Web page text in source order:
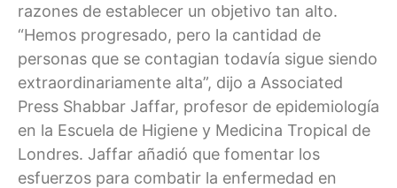
razones de establecer un objetivo tan alto.
“Hemos progresado, pero la cantidad de
personas que se contagian todavía sigue siendo
extraordinariamente alta”, dijo a Associated
Press Shabbar Jaffar, profesor de epidemiología
en la Escuela de Higiene y Medicina Tropical de
Londres. Jaffar añadió que fomentar los
esfuerzos para combatir la enfermedad en